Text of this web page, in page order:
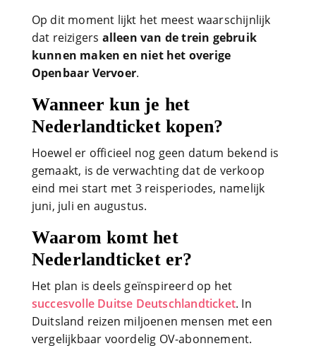
Op dit moment lijkt het meest waarschijnlijk
dat reizigers alleen van de trein gebruik
kunnen maken en niet het overige
Openbaar Vervoer.
Wanneer kun je het
Nederlandticket kopen?
Hoewel er officieel nog geen datum bekend is
gemaakt, is de verwachting dat de verkoop
eind mei start met 3 reisperiodes, namelijk
juni, juli en augustus.
Waarom komt het
Nederlandticket er?
Het plan is deels geïnspireerd op het
succesvolle Duitse Deutschlandticket. In
Duitsland reizen miljoenen mensen met een
vergelijkbaar voordelig OV-abonnement.